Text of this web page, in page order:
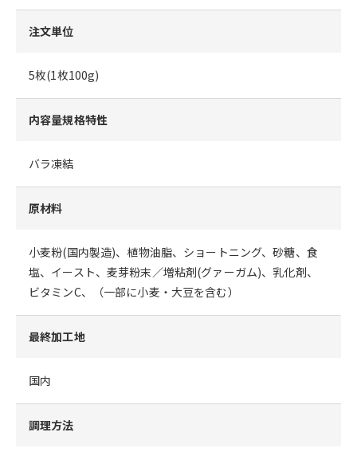
注文単位
5枚(1枚100g)
内容量規格特性
バラ凍結
原材料
小麦粉(国内製造)、植物油脂、ショートニング、砂糖、食
塩、イースト、麦芽粉末／増粘剤(グァーガム)、乳化剤、
ビタミンC、（一部に小麦・大豆を含む）
最終加工地
国内
調理方法